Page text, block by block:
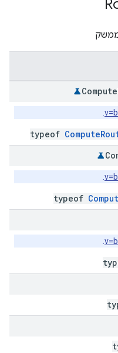
Compute
.
typeof
.
typeof
.